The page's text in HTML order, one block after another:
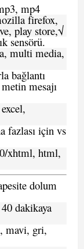
mp4
firefox,
play store,√
sensörü.
multi media,
bağlantı
mesajı
fazlası için vs
xhtml, html,
dolum
dakikaya
mavi, gri,